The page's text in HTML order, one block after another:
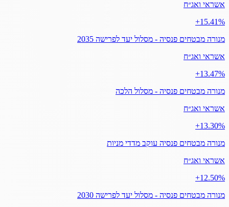
אשראי ואג״ח
‎+15.41%
מנורה מבטחים פנסיה - מסלול יעד לפרישה 2035
אשראי ואג״ח
‎+13.47%
מנורה מבטחים פנסיה - מסלול הלכה
אשראי ואג״ח
‎+13.30%
מנורה מבטחים פנסיה עוקב מדדי מניות
אשראי ואג״ח
‎+12.50%
מנורה מבטחים פנסיה - מסלול יעד לפרישה 2030